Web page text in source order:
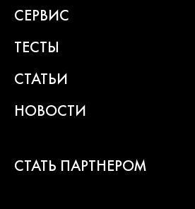
BL мотор
Напряжение аккумулятора 20 В
СЕРВИС
ТЕСТЫ
СТАТЬИ
НОВОСТИ
СТАТЬ ПАРТНЕРОМ